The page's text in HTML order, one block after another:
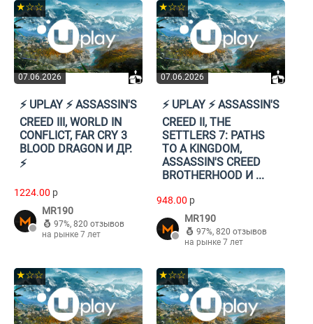
07.06.2026
★☆☆
⚡️ UPLAY ⚡️ ASSASSIN'S
CREED III, WORLD IN
CONFLICT, FAR CRY 3
BLOOD DRAGON И ДР.
⚡️
1224.00 p
MR190
97%, 820 отзывов
на рынке 7 лет
07.06.2026
★☆☆
⚡️ UPLAY ⚡️ ASSASSIN'S
CREED II, THE
SETTLERS 7: PATHS
TO A KINGDOM,
ASSASSIN'S CREED
BROTHERHOOD И ...
948.00 p
MR190
97%, 820 отзывов
на рынке 7 лет
★☆☆ ★☆☆